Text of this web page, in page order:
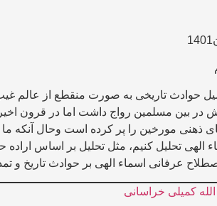
حوادث تاریخی به صورت منقطع از عالم
بین مسلمین رواج داشت اما در قرون اخیر
ذهنی مورخین را پر کرده است وحال آنکه ما
الهی تحلیل کنیم، مثل تحلیل بر اساس اراده
عرفانی اسماء الهی بر حوادث تاریخ و
کمیلی خراسانی